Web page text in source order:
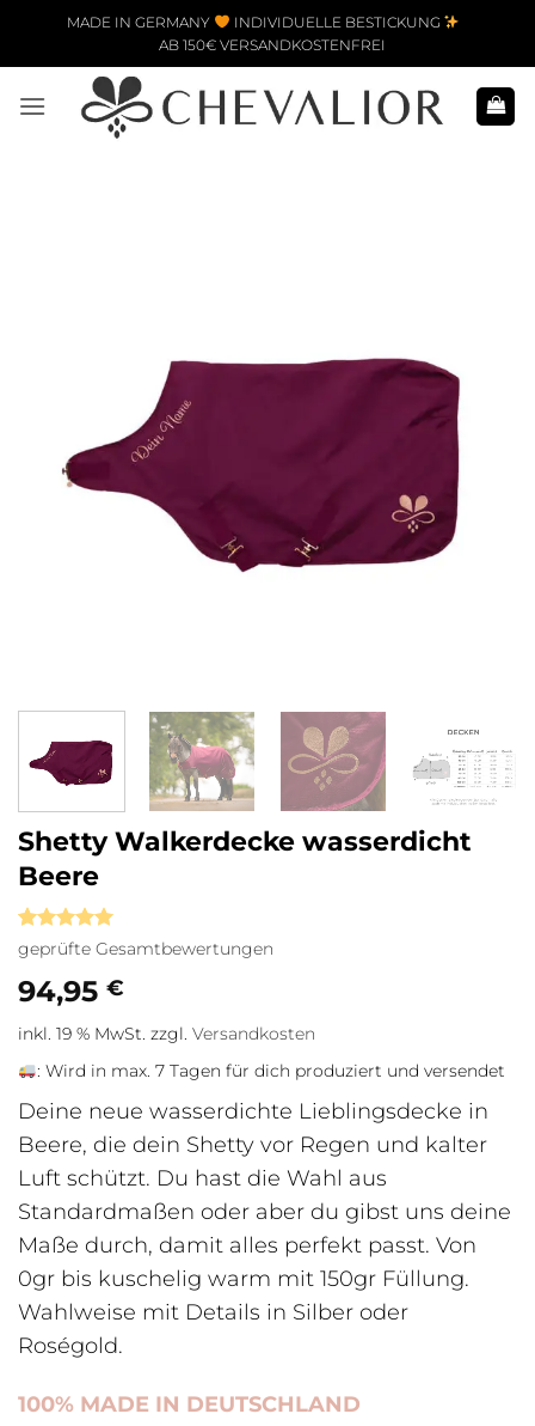
Zum Inhalt springen
MADE IN GERMANY
INDIVIDUELLE BESTICKUNG
AB 150€ VERSANDKOSTENFREI
Shetty Walkerdecke wasserdicht
Beere
Bewertet
mit
5, basierend
auf
2
geprüfte Gesamtbewertungen
94,95 €
inkl. 19 % MwSt. zzgl. Versandkosten
:Wird in max. 7 Tagen für dich produziert und versendet
Deine neue wasserdichte Lieblingsdecke in
Beere, die dein Shetty vor Regen und kalter
Luft schützt. Du hast die Wahl aus
Standardmaßen oder aber du gibst uns deine
Maße durch, damit alles perfekt passt. Von
0gr bis kuschelig warm mit 150gr Füllung.
Wahlweise mit Details in Silber oder
Roségold.
100% MADE IN DEUTSCHLAND